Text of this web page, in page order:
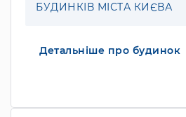
БУДИНКІВ МІСТА КИЄВА
Детальніше про будинок